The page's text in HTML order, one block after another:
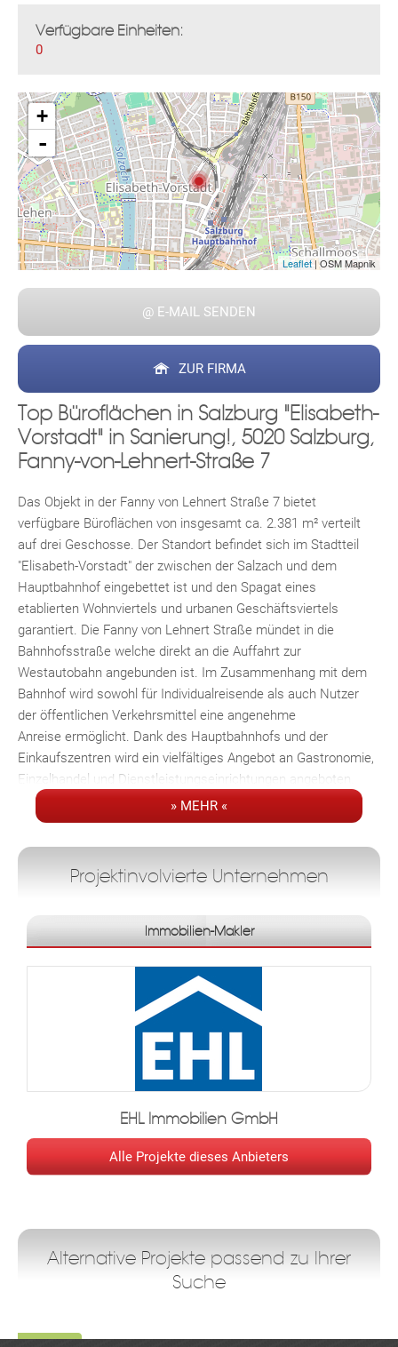
Verfügbare Einheiten:
0
+
-
Leaflet| OSM Mapnik
@ E-MAIL SENDEN
ZUR FIRMA
Top Büroflächen in Salzburg "Elisabeth-
Vorstadt" in Sanierung!, 5020 Salzburg,
Fanny-von-Lehnert-Straße 7
Das Objekt in der Fanny von Lehnert Straße 7 bietet
verfügbare Büroflächen von insgesamt ca. 2.381 m² verteilt
auf drei Geschosse. Der Standort befindet sich im Stadtteil
"Elisabeth-Vorstadt" der zwischen der Salzach und dem
Hauptbahnhof eingebettet ist und den Spagat eines
etablierten Wohnviertels und urbanen Geschäftsviertels
garantiert. Die Fanny von Lehnert Straße mündet in die
Bahnhofsstraße welche direkt an die Auffahrt zur
Westautobahn angebunden ist. Im Zusammenhang mit dem
Bahnhof wird sowohl für Individualreisende als auch Nutzer
der öffentlichen Verkehrsmittel eine angenehme
Anreise ermöglicht. Dank des Hauptbahnhofs und der
Einkaufszentren wird ein vielfältiges Angebot an Gastronomie,
Einzelhandel und Dienstleistungseinrichtungen angeboten.
Die Büroflächen sollen vor der Übergabe an einen neuen
ist ebenfalls flexibel und kann an die Mieterwünsche
zum Lift und Stiegenhaus ermöglicht kann bei einer
Singletenant-Variante optimal als represäntative Lobby und
Anlaufstelle für Kunden genutzt werden. Nach erfolgter
Sanierung werden die Büroflächen einen neuwertigen und sehr
guten Zustand aufweisen:
- Wände und Türen zumindest neu ausgemalt
- Büroraumkühlung
- Sanitärräume werden saniert
- Neuer Bodenbelag
- Garage im Haus
- Salzburg Hauptbahnhof (S1, S2, S3, S11, RJ, REX, Westbahn)
» MEHR «
Projektinvolvierte Unternehmen
Immobilien-Makler
EHL Immobilien GmbH
Alle Projekte dieses Anbieters
Alternative Projekte passend zu Ihrer
Suche